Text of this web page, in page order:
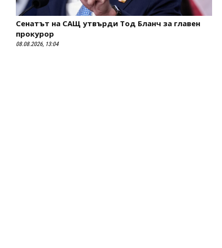
Сенатът на САЩ утвърди Тод Бланч за главен
прокурор
08.08.2026, 13:04